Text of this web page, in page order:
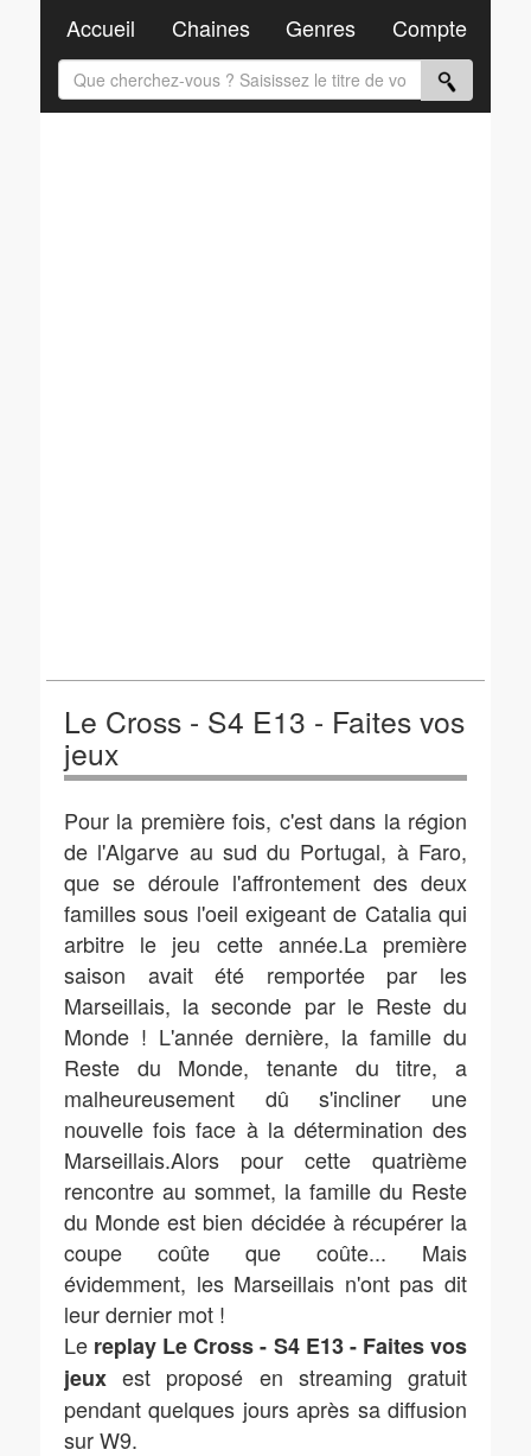
Le Cross - S4 E13 - Faites vos
jeux
Pour la première fois, c'est dans la région
de l'Algarve au sud du Portugal, à Faro,
que se déroule l'affrontement des deux
familles sous l'oeil exigeant de Catalia qui
arbitre le jeu cette année.La première
saison avait été remportée par les
Marseillais, la seconde par le Reste du
Monde ! L'année dernière, la famille du
Reste du Monde, tenante du titre, a
malheureusement dû s'incliner une
nouvelle fois face à la détermination des
Marseillais.Alors pour cette quatrième
rencontre au sommet, la famille du Reste
du Monde est bien décidée à récupérer la
coupe coûte que coûte... Mais
évidemment, les Marseillais n'ont pas dit
leur dernier mot !
Le replay Le Cross - S4 E13 - Faites vos
jeux est proposé en streaming gratuit
pendant quelques jours après sa diffusion
sur W9.
Accueil Chaines Genres Compte